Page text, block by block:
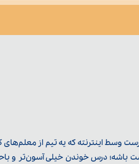
وسط اینترنته که یه تیم از معلم‌‌های
باشه؛ درس خوندن خیلی آسون‌تر و